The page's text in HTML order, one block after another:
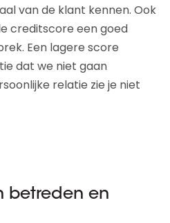
van de klant kennen. Ook
creditscore een goed
Een lagere score
dat we niet gaan
relatie zie je niet
betreden en